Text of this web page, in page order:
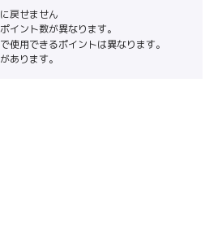
戻せません
イント数が異なります。
使用できるポイントは異なります。
あります。